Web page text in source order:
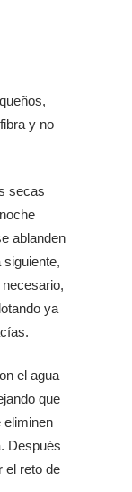
y no
secas
ablanden
ya
el agua
que
eliminen
Después
el reto de